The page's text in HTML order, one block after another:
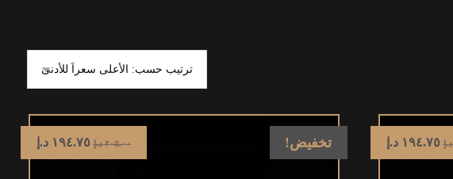
د.إ ١٩٤.٧٥ د.إ ٢٠٥.٠٠ د.إ ١٩٤.٧٥ د.إ تخفيض!